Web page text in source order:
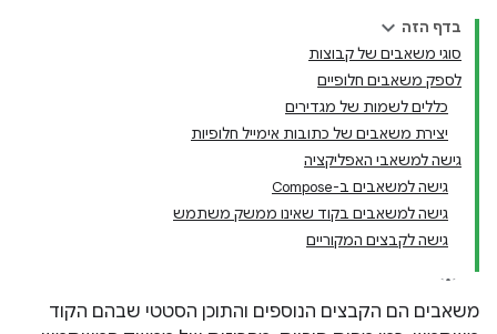
בדף הזה
סוגי משאבים של קבוצות
לספק משאבים חלופיים
כללים לשמות של מגדירים
יצירת משאבים של כתובות אימייל חלופיות
גישה למשאבי האפליקציה
גישה למשאבים ב-Compose
גישה למשאבים בקוד שאינו ממשק משתמש
גישה לקבצים המקוריים
משאבים הם הקבצים הנוספים והתוכן הסטטי שבהם הקוד